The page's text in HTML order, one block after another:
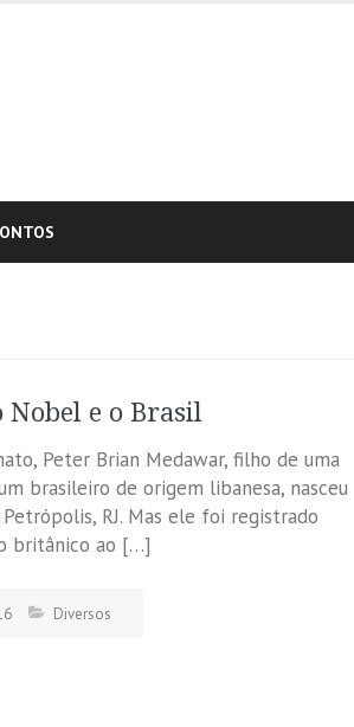
Nobel e o Brasil
Peter Brian Medawar, filho de uma
brasileiro de origem libanesa, nasceu
RJ. Mas ele foi registrado
britânico ao […]
Diversos